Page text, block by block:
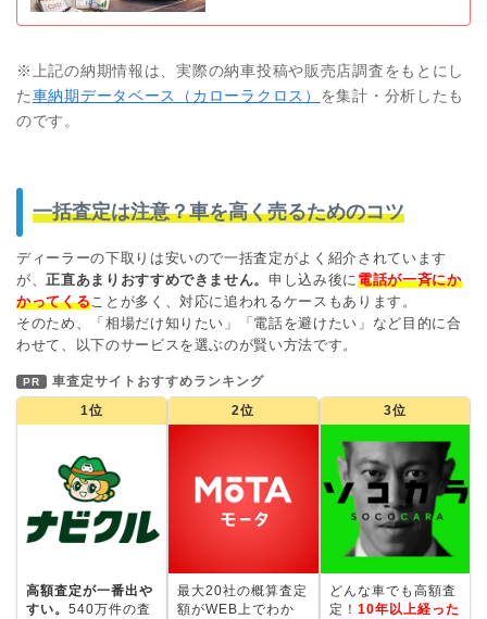
※上記の納期情報は、実際の納車投稿や販売店調査をもとにし
た車納期データベース（カローラクロス） を集計・分析したも
のです。
一括査定は注意？車を高く売るためのコツ
ディーラーの下取りは安いので一括査定がよく紹介されています
が、正直あまりおすすめできません。申し込み後に 電話が一斉にか
かってくる ことが多く、対応に追われるケースもあります。
そのため、「相場だけ知りたい」「電話を避けたい」など目的に合
わせて、以下のサービスを選ぶのが賢い方法です。
PR
車査定サイトおすすめランキング
1位
高額査定が一番出や
すい。 540万件の査
2位
最大20社の概算査定
額がWEB上でわか
3位
どんな車でも高額査
定！ 10年以上経った